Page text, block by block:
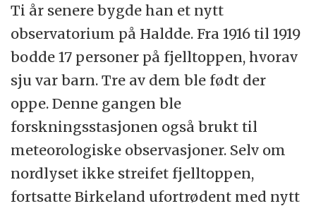
Ti år senere bygde han et nytt
observatorium på Haldde. Fra 1916 til 1919
bodde 17 personer på fjelltoppen, hvorav
sju var barn. Tre av dem ble født der
oppe. Denne gangen ble
forskningsstasjonen også brukt til
meteorologiske observasjoner. Selv om
nordlyset ikke streifet fjelltoppen,
fortsatte Birkeland ufortrødent med nytt